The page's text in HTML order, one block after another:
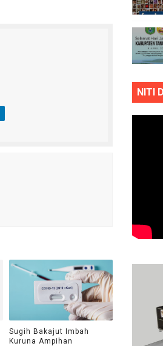
Sugih Bakajut Imbah
Kuruna Ampihan
NITI